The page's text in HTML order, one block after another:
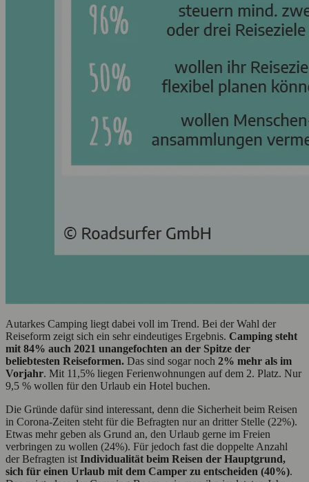
Autarkes Camping liegt dabei voll im Trend. Bei der Wahl der
Reiseform zeigt sich ein sehr eindeutiges Ergebnis. Camping steht
mit 84% auch 2021 unangefochten an der Spitze der
beliebtesten Reiseformen. Das sind sogar noch 2% mehr als im
Vorjahr. Mit 11,5% liegen Ferienwohnungen auf dem 2. Platz. Nur
9,5 % wollen für den Urlaub ein Hotel buchen.
Die Gründe dafür sind interessant, denn die Sicherheit beim Reisen
in Corona-Zeiten steht für die Befragten nur an dritter Stelle (22%).
Etwas mehr geben als Grund an, den Urlaub gerne im Freien
verbringen zu wollen (24%). Für jedoch fast die doppelte Anzahl
der Befragten ist Individualität beim Reisen der Hauptgrund,
sich für einen Urlaub mit dem Camper zu entscheiden (40%).